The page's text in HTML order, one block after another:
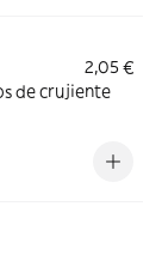
2,05 €
de crujiente